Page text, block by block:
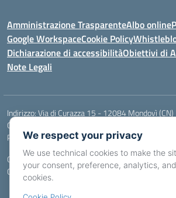
Amministrazione TrasparenteAlbo online
Google WorkspaceCookie Policy
Dichiarazione di accessibilitàObiettivi di
Note Legali
Indirizzo:Via di Curazza 15 - 12084 Mondovì (CN)
Centralino:
Posta elettronica certificata (PEC):
Codice fiscale: 84004970046
Codice meccanografico:CNIS02900P
We respect your privacy
We use technical cookies to make the
your consent, preference, analytics,
cookies.